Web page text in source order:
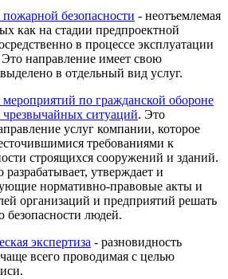
безопасности - неотъемлемая
как на стадии предпроектной
в процессе эксплуатации
Это направление имеет свою
в отдельный вид услуг.
по гражданской обороне
чрезвычайных ситуаций. Это
услуг компании, которое
требованиями к
строящихся сооружений и зданий.
разрабатывает, утверждает и
нормативно-правовые акты и
организаций и предприятий решать
безопасности людей.
экспертиза - разновидность
всего проводимая с целью